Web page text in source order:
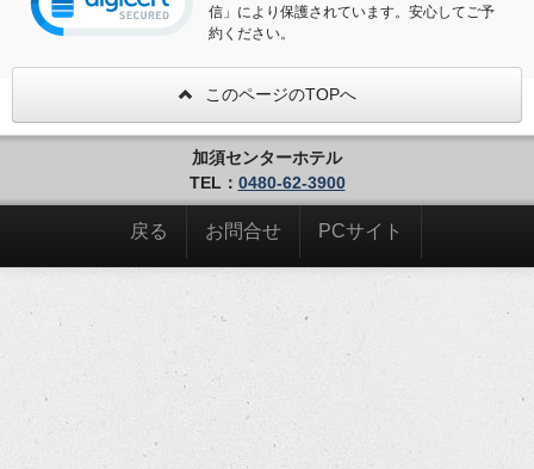
信」により保護されています。安心してご予
約ください。
このページのTOPへ
加須センターホテル
TEL： 0480-62-3900
戻る お問合せ PCサイト